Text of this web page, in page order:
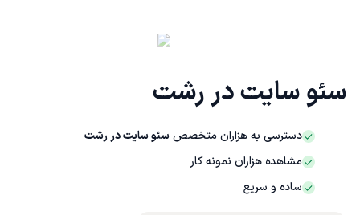
سئو سایت در رشت
دسترسی به هزاران متخصصسئو سایت در رشت
مشاهده هزاران نمونه کار
ساده و سریع